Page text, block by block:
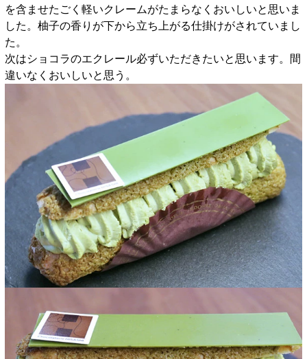
を含ませたごく軽いクレームがたまらなくおいしいと思いま
した。柚子の香りが下から立ち上がる仕掛けがされていまし
た。
次はショコラのエクレール必ずいただきたいと思います。間
違いなくおいしいと思う。